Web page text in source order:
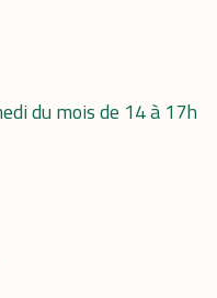
du mois de 14 à 17h